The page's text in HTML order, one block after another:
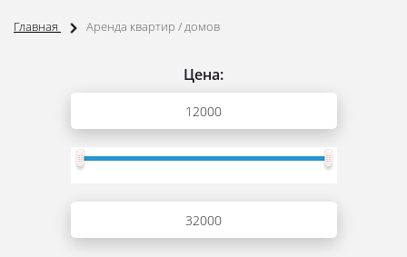
Главная Аренда квартир / домов
Цена: